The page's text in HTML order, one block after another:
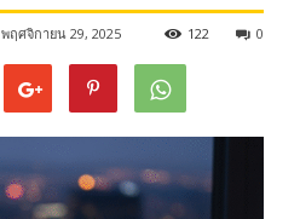
พฤศจิกายน 29, 2025 0
122